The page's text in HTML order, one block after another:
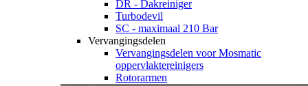
DR - Dakreiniger
Turbodevil
SC - maximaal 210 Bar
Vervangingsdelen
Vervangingsdelen voor Mosmatic
oppervlaktereinigers
Rotorarmen